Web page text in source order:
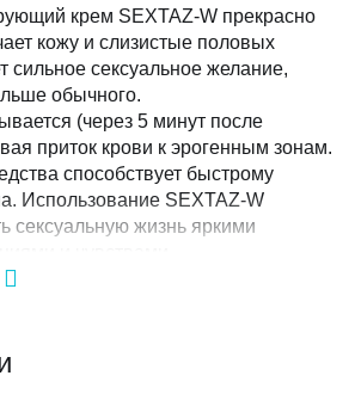
крем SEXTAZ-W прекрасно
кожу и слизистые половых
сильное сексуальное желание,
обычного.
(через 5 минут после
приток крови к эрогенным зонам.
способствует быстрому
Использование SEXTAZ-W
сексуальную жизнь яркими
Дозировка крема подбирается